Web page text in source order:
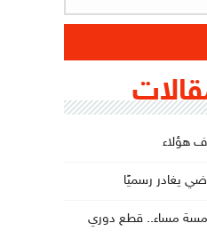
هؤلاء
يغادر رسميًا
مساء.. قطع دوري